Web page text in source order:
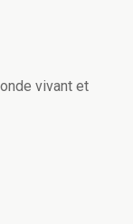
vivant et